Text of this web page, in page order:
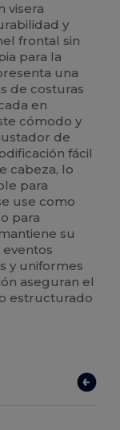
visera
y
frontal sin
para la
una
de costuras
en
cómodo y
de
fácil
cabeza, lo
para
use como
para
su
eventos
y uniformes
aseguran el
estructurado